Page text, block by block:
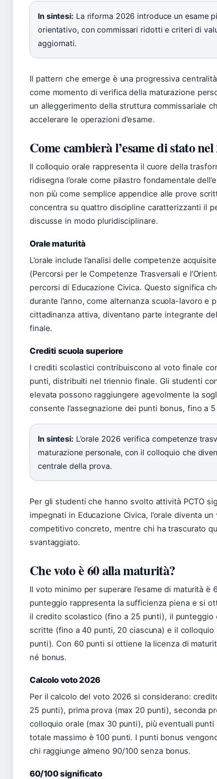
In sintesi: La riforma 2026 introduce un esame
orientativo, con commissari ridotti e criteri di
aggiornati.
Il pattern che emerge è una progressiva
come momento di verifica della maturazione
un alleggerimento della struttura commissariale
accelerare le operazioni d’esame.
Come cambierà l’esame di stato nel
Il colloquio orale rappresenta il cuore della
ridisegna l’orale come pilastro fondamentale
non più come semplice appendice alle prove
concentra su quattro discipline caratterizzanti il
discusse in modo pluridisciplinare.
Orale maturità
L’orale include l’analisi delle competenze
(Percorsi per le Competenze Trasversali e
percorsi di Educazione Civica. Questo significa
durante l’anno, come alternanza scuola-lavoro e
cittadinanza attiva, diventano parte integrante
finale.
Crediti scuola superiore
I crediti scolastici contribuiscono al voto finale
punti, distribuiti nel triennio finale. Gli studenti
elevata possono raggiungere agevolmente la
consente l’assegnazione dei punti bonus, fino a
In sintesi: L’orale 2026 verifica competenze
maturazione personale, con il colloquio che
centrale della prova.
Per gli studenti che hanno svolto attività PCTO
impegnati in Educazione Civica, l’orale diventa
competitivo concreto, mentre chi ha trascurato
svantaggiato.
Che voto è 60 alla maturità?
Il voto minimo per superare l’esame di maturità è
punteggio rappresenta la sufficienza piena e si
il credito scolastico (fino a 25 punti), il punteggio
scritte (fino a 40 punti, 20 ciascuna) e il colloquio
punti). Con 60 punti si ottiene la licenza di
né bonus.
Calcolo voto 2026
Per il calcolo del voto 2026 si considerano:
25 punti), prima prova (max 20 punti), seconda
colloquio orale (max 30 punti), più eventuali punti
totale massimo è 100 punti. I punti bonus
chi raggiunge almeno 90/100 senza bonus.
60/100 significato